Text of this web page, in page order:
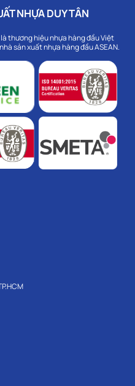
NHỰA DUY TÂN
thương hiệu nhựa hàng đầu Việt
sản xuất nhựa hàng đầu ASEAN.